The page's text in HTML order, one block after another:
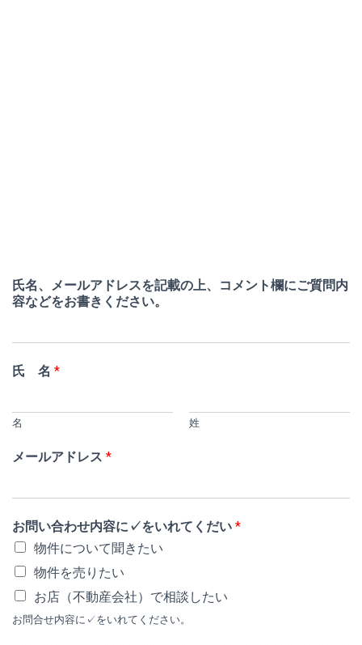
氏名、メールアドレスを記載の上、コメント欄にご質問内
容などをお書きください。
氏 名 *
名 姓
メールアドレス *
お問い合わせ内容に✓をいれてくだい *
物件について聞きたい
物件を売りたい
お店（不動産会社）で相談したい
お問合せ内容に✓をいれてください。